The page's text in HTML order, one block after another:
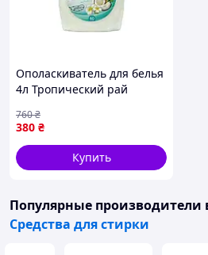
Ополаскиватель для белья
4л Тропический рай
кондиционирования всех
видов тканей
380 ₴
760₴
Купить
Популярные производители
Средства для стирки